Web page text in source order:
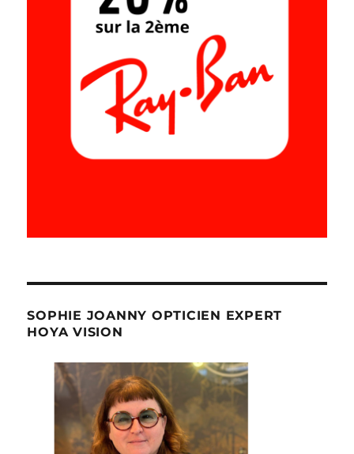
SOPHIE JOANNY OPTICIEN EXPERT
HOYA VISION